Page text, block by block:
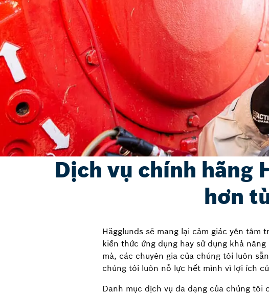
Dịch vụ chính hãng
hơn
Hägglunds sẽ mang lại cảm giác yên
kiến thức ứng dụng hay sử dụng khả
mà, các chuyên gia của chúng tôi luôn
chúng tôi luôn nỗ lực hết mình vì lợi ích
Danh mục dịch vụ đa dạng của chúng